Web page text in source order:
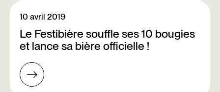
Le Festibière souffle ses 10 bougies
et lance sa bière officielle !
10 avril 2019